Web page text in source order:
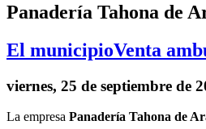
Panadería Tahona de
El municipioVenta
viernes, 25 de septiembre de
La empresa Panadería Tahona de